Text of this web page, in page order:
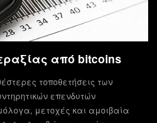
από bitcoins
τοποθετήσεις των
επενδυτών
μετοχές και αμοιβαία